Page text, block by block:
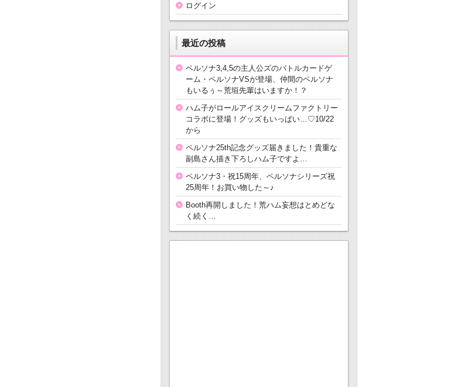
ログイン
最近の投稿
ペルソナ3,4,5の主人公ズのバトルカードゲ
ーム・ペルソナVSが登場、仲間のペルソナ
もいるぅ～荒垣先輩はいますか！？
ハム子がロールアイスクリームファクトリー
コラボに登場！グッズもいっぱい…♡10/22
から
ペルソナ25th記念グッズ届きました！貴重な
副島さん描き下ろしハム子ですよ…
ペルソナ3・祝15周年、ペルソナシリーズ祝
25周年！お買い物した～♪
Booth再開しました！荒ハム妄想はとめどな
く続く…